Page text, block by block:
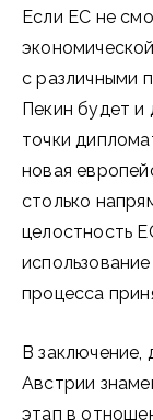
Если ЕС не
с различными
Пекин будет и
точки
новая
столько
целостность
процесса
В заключение,
Австрии
этап в